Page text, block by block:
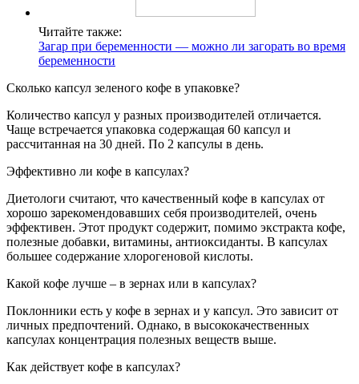
Читайте также:
Загар при беременности — можно ли загорать во время
беременности
Сколько капсул зеленого кофе в упаковке?
Количество капсул у разных производителей отличается.
Чаще встречается упаковка содержащая 60 капсул и
рассчитанная на 30 дней. По 2 капсулы в день.
Эффективно ли кофе в капсулах?
Диетологи считают, что качественный кофе в капсулах от
хорошо зарекомендовавших себя производителей, очень
эффективен. Этот продукт содержит, помимо экстракта кофе,
полезные добавки, витамины, антиоксиданты. В капсулах
большее содержание хлорогеновой кислоты.
Какой кофе лучше – в зернах или в капсулах?
Поклонники есть у кофе в зернах и у капсул. Это зависит от
личных предпочтений. Однако, в высококачественных
капсулах концентрация полезных веществ выше.
Как действует кофе в капсулах?